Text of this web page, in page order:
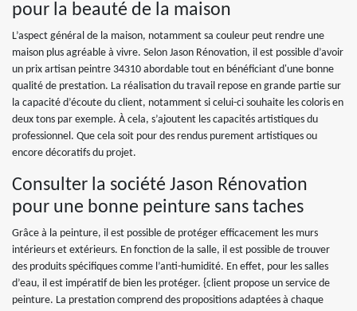
pour la beauté de la maison
L’aspect général de la maison, notamment sa couleur peut rendre une
maison plus agréable à vivre. Selon Jason Rénovation, il est possible d’avoir
un prix artisan peintre 34310 abordable tout en bénéficiant d'une bonne
qualité de prestation. La réalisation du travail repose en grande partie sur
la capacité d’écoute du client, notamment si celui-ci souhaite les coloris en
deux tons par exemple. À cela, s’ajoutent les capacités artistiques du
professionnel. Que cela soit pour des rendus purement artistiques ou
encore décoratifs du projet.
Consulter la société Jason Rénovation
pour une bonne peinture sans taches
Grâce à la peinture, il est possible de protéger efficacement les murs
intérieurs et extérieurs. En fonction de la salle, il est possible de trouver
des produits spécifiques comme l’anti-humidité. En effet, pour les salles
d’eau, il est impératif de bien les protéger. {client propose un service de
peinture. La prestation comprend des propositions adaptées à chaque